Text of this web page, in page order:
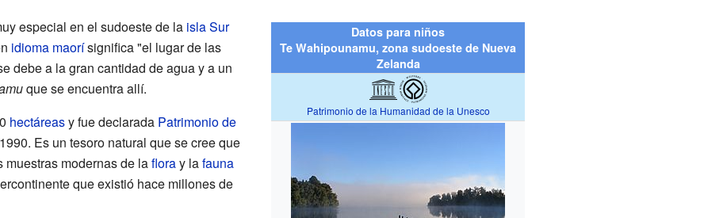
Datos para niños
Te Wahipounamu, zona sudoeste de Nueva
Zelanda
Patrimonio de la Humanidad de la Unesco
especial en el sudoeste de la isla Sur
idioma maorísignifica "el lugar de las
debe a la gran cantidad de agua y a un
que se encuentra allí.
hectáreasy fue declarada Patrimonio de
Es un tesoro natural que se cree que
modernas de lafloray lafauna
que existió hace millones de